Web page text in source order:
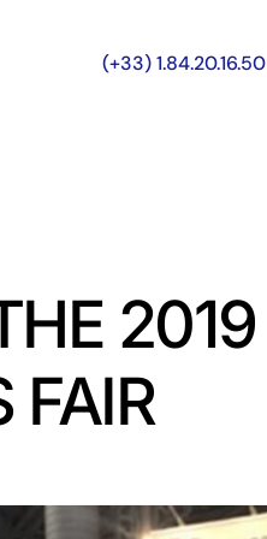
(+33) 1.84.20.16.50
2019
FAIR